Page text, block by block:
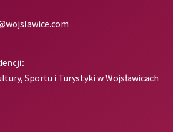
Sportu i Turystyki w Wojsławicach